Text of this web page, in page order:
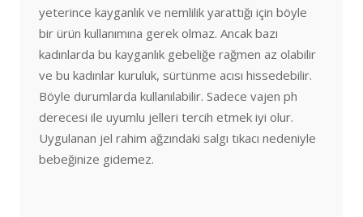
yeterince kayganlık ve nemlilik yarattığı için böyle
bir ürün kullanımına gerek olmaz. Ancak bazı
kadınlarda bu kayganlık gebeliğe rağmen az olabilir
ve bu kadınlar kuruluk, sürtünme acısı hissedebilir.
Böyle durumlarda kullanılabilir. Sadece vajen ph
derecesi ile uyumlu jelleri tercih etmek iyi olur.
Uygulanan jel rahim ağzındaki salgı tıkacı nedeniyle
bebeğinize gidemez.